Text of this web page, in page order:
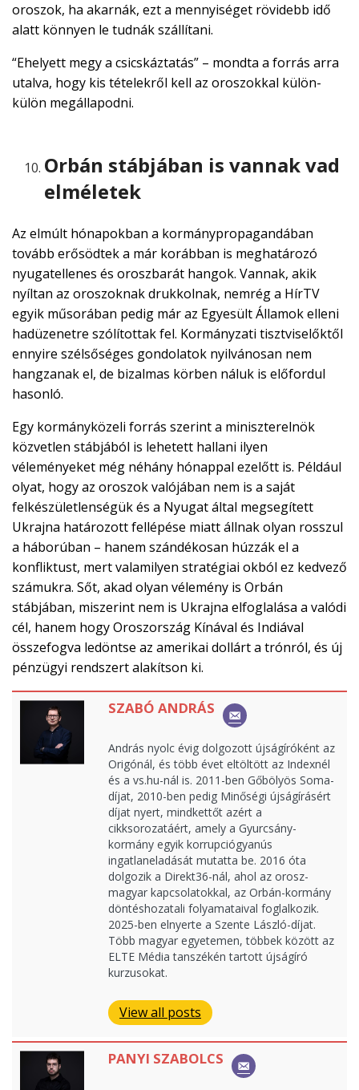
oroszok, ha akarnák, ezt a mennyiséget rövidebb idő
alatt könnyen le tudnák szállítani.
“Ehelyett megy a csicskáztatás” – mondta a forrás arra
utalva, hogy kis tételekről kell az oroszokkal külön-
külön megállapodni.
Orbán stábjában is vannak vad
elméletek
Az elmúlt hónapokban a kormánypropagandában
tovább erősödtek a már korábban is meghatározó
nyugatellenes és oroszbarát hangok. Vannak, akik
nyíltan az oroszoknak drukkolnak, nemrég a HírTV
egyik műsorában pedig már az Egyesült Államok elleni
hadüzenetre szólítottak fel. Kormányzati tisztviselőktől
ennyire szélsőséges gondolatok nyilvánosan nem
hangzanak el, de bizalmas körben náluk is előfordul
hasonló.
Egy kormányközeli forrás szerint a miniszterelnök
közvetlen stábjából is lehetett hallani ilyen
véleményeket még néhány hónappal ezelőtt is. Például
olyat, hogy az oroszok valójában nem is a saját
felkészületlenségük és a Nyugat által megsegített
Ukrajna határozott fellépése miatt állnak olyan rosszul
a háborúban – hanem szándékosan húzzák el a
konfliktust, mert valamilyen stratégiai okból ez kedvező
számukra. Sőt, akad olyan vélemény is Orbán
stábjában, miszerint nem is Ukrajna elfoglalása a valódi
cél, hanem hogy Oroszország Kínával és Indiával
összefogva ledöntse az amerikai dollárt a trónról, és új
pénzügyi rendszert alakítson ki.
SZABÓ ANDRÁS
András nyolc évig dolgozott újságíróként az
Origónál, és több évet eltöltött az Indexnél
és a vs.hu-nál is. 2011-ben Gőbölyös Soma-
díjat, 2010-ben pedig Minőségi újságírásért
díjat nyert, mindkettőt azért a
cikksorozatáért, amely a Gyurcsány-
kormány egyik korrupciógyanús
ingatlaneladását mutatta be. 2016 óta
dolgozik a Direkt36-nál, ahol az orosz-
magyar kapcsolatokkal, az Orbán-kormány
döntéshozatali folyamataival foglalkozik.
2025-ben elnyerte a Szente László-díjat.
Több magyar egyetemen, többek között az
ELTE Média tanszékén tartott újságíró
kurzusokat.
View all posts
PANYI SZABOLCS